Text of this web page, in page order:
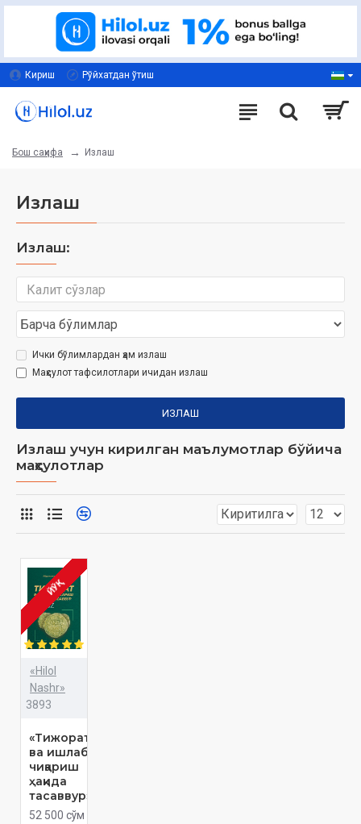
Кириш Рўйхатдан ўтиш
Бош саҳифа Излаш
Излаш
Излаш:
Ички бўлимлардан ҳам излаш
Маҳсулот тафсилотлари ичидан излаш
ИЗЛАШ
Излаш учун кирилган маълумотлар бўйича
маҳсулотлар
ЙЎҚ
«Hilol
Nashr»
3893
«Тижорат
ва ишлаб
чиқариш
ҳақида
тасаввур»
52 500 сўм